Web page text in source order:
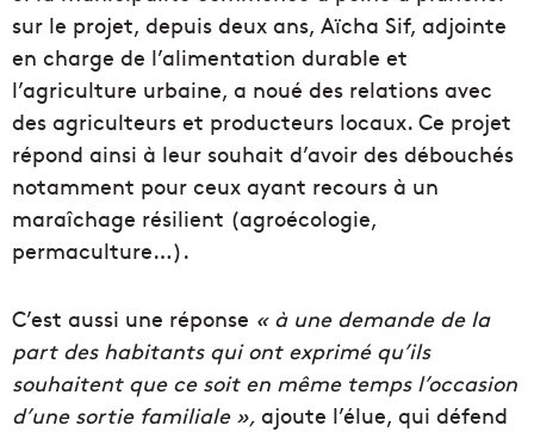
sur le projet, depuis deux ans, Aïcha Sif, adjointe
en charge de l’alimentation durable et
l’agriculture urbaine, a noué des relations avec
des agriculteurs et producteurs locaux. Ce projet
répond ainsi à leur souhait d’avoir des débouchés
notamment pour ceux ayant recours à un
maraîchage résilient (agroécologie,
permaculture…).
C’est aussi une réponse « à une demande de la
part des habitants qui ont exprimé qu’ils
souhaitent que ce soit en même temps l’occasion
d’une sortie familiale », ajoute l’élue, qui défend